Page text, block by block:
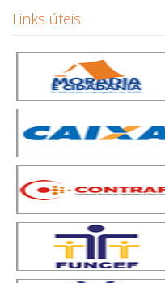
Links úteis